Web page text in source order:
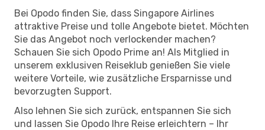
Bei Opodo finden Sie, dass Singapore Airlines
attraktive Preise und tolle Angebote bietet. Möchten
Sie das Angebot noch verlockender machen?
Schauen Sie sich Opodo Prime an! Als Mitglied in
unserem exklusiven Reiseklub genießen Sie viele
weitere Vorteile, wie zusätzliche Ersparnisse und
bevorzugten Support.
Also lehnen Sie sich zurück, entspannen Sie sich
und lassen Sie Opodo Ihre Reise erleichtern – Ihr